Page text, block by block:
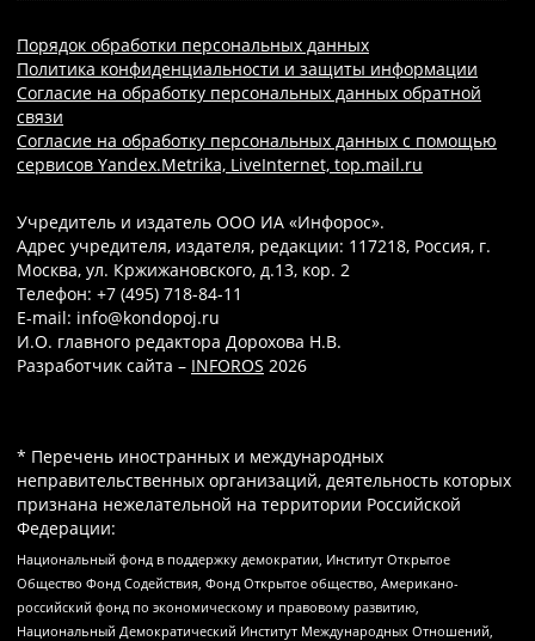
Порядок обработки персональных данных
Политика конфиденциальности и защиты информации
Согласие на обработку персональных данных обратной
связи
Согласие на обработку персональных данных с помощью
сервисов Yandex.Metrika, LiveInternet, top.mail.ru
Учредитель и издатель ООО ИА «Инфорос».
Адрес учредителя, издателя, редакции: 117218, Россия, г.
Москва, ул. Кржижановского, д.13, кор. 2
Телефон: +7 (495) 718-84-11
E-mail: info@kondopoj.ru
И.О. главного редактора Дорохова Н.В.
Разработчик сайта – INFOROS 2026
* Перечень иностранных и международных
неправительственных организаций, деятельность которых
признана нежелательной на территории Российской
Федерации:
Национальный фонд в поддержку демократии, Институт Открытое
Общество Фонд Содействия, Фонд Открытое общество, Американо-
российский фонд по экономическому и правовому развитию,
Национальный Демократический Институт Международных Отношений,